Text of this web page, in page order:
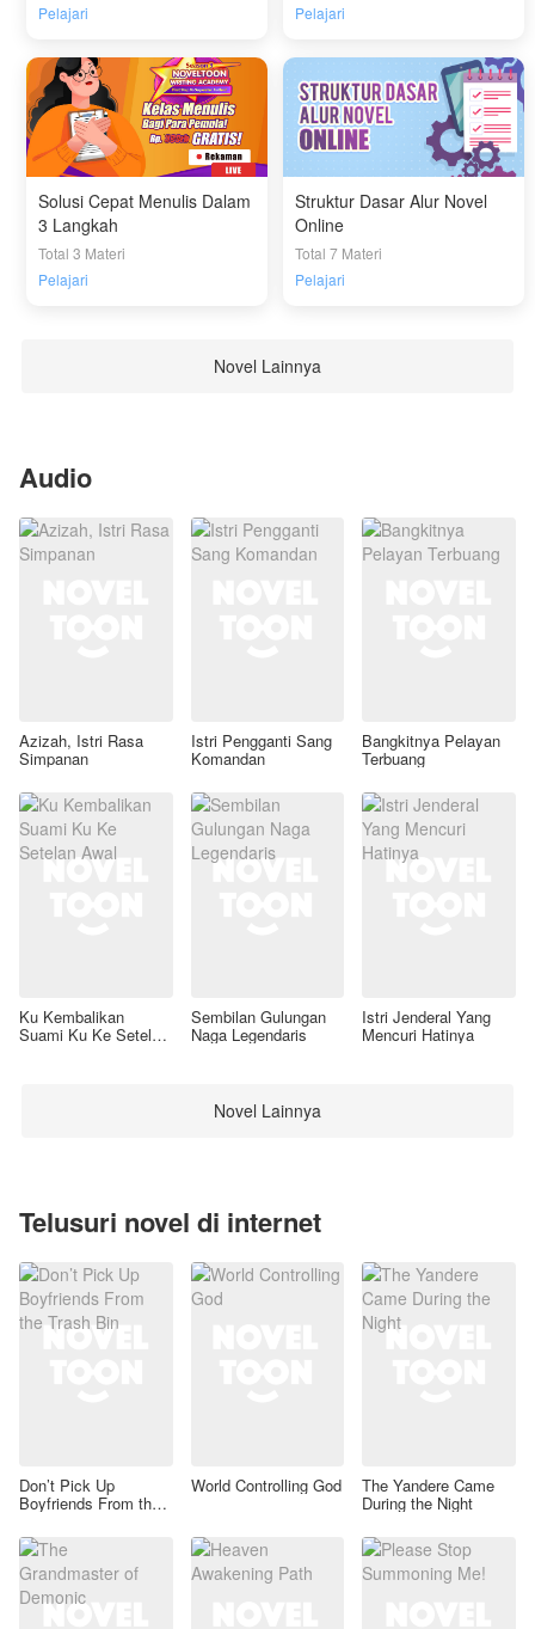
Pelajari
Pelajari
Solusi Cepat Menulis Dalam
3 Langkah
Total 3 Materi
Pelajari
Struktur Dasar Alur Novel
Online
Total 7 Materi
Pelajari
Novel Lainnya
Audio
Azizah, Istri Rasa
Simpanan
Istri Pengganti Sang
Komandan
Bangkitnya Pelayan
Terbuang
Ku Kembalikan
Suami Ku Ke Setelan
Sembilan Gulungan
Naga Legendaris
Istri Jenderal Yang
Mencuri Hatinya
Novel Lainnya
Telusuri novel di internet
Don’t Pick Up
Boyfriends From the
World Controlling God The Yandere Came
During the Night